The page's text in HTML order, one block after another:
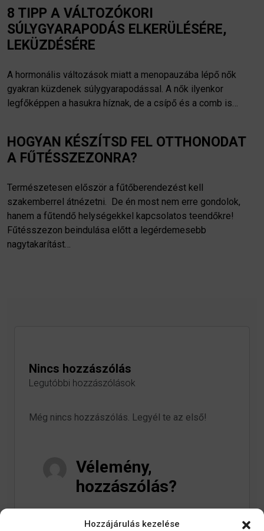
Hozzájárulás kezelése
8 TIPP A VÁLTOZÓKORI
SÚLYGYARAPODÁS ELKERÜLÉSÉRE,
LEKÜZDÉSÉRE
A hormonális változások miatt a menopauzába lépő nők
gyakran küzdenek súlygyarapodással. A nők ilyenkor
legfőképpen a hasukra híznak, de a csípő és a comb is…
HOGYAN KÉSZÍTSD FEL OTTHONODAT
A FŰTÉSSZEZONRA?
Természetesen először a fűtőberendezést kell
szakemberrel átnézetni. De én most nem erre gondolok,
hanem a fűtendő helységekkel kapcsolatos teendőkre!
Fűtésszezon beindulása előtt a legérdemesebb
nagytakarítást…
Nincs hozzászólás
Legutóbbi hozzászólások
Még nincs hozzászólás. Legyél te az első!
Vélemény,
hozzászólás?